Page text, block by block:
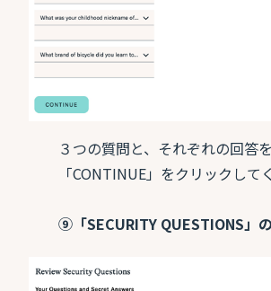
３つの質問と、それぞれの回答
「CONTINUE」をクリックして
⑨「SECURITY QUESTIONS」